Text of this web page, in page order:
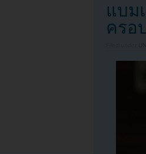
แบม
ครอ